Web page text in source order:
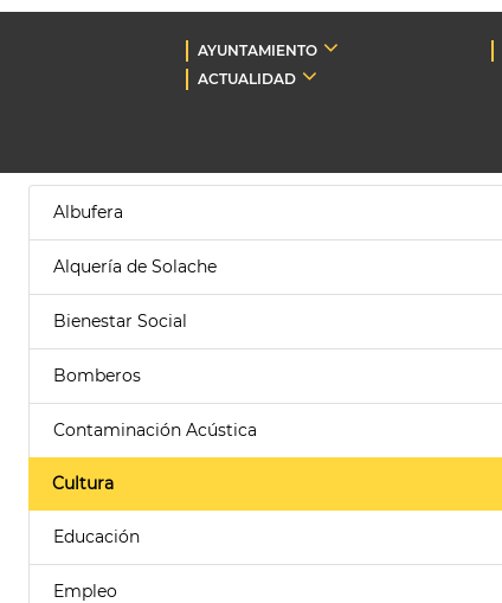
AYUNTAMIENTO
ACTUALIDAD
Albufera
Alquería de Solache
Bienestar Social
Bomberos
Contaminación Acústica
Cultura
Educación
Empleo